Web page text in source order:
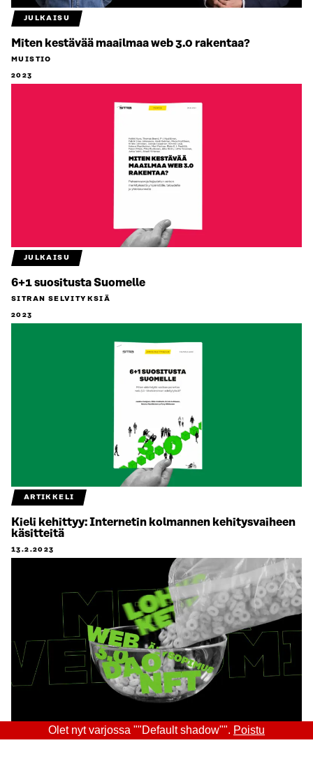
JULKAISU
Miten kestävää maailmaa web 3.0 rakentaa?
MUISTIO
2023
JULKAISU
6+1 suositusta Suomelle
SITRAN SELVITYKSIÄ
2023
ARTIKKELI
Kieli kehittyy: Internetin kolmannen kehitysvaiheen
käsitteitä
13.2.2023
Olet nyt varjossa ""Default shadow"". Poistu